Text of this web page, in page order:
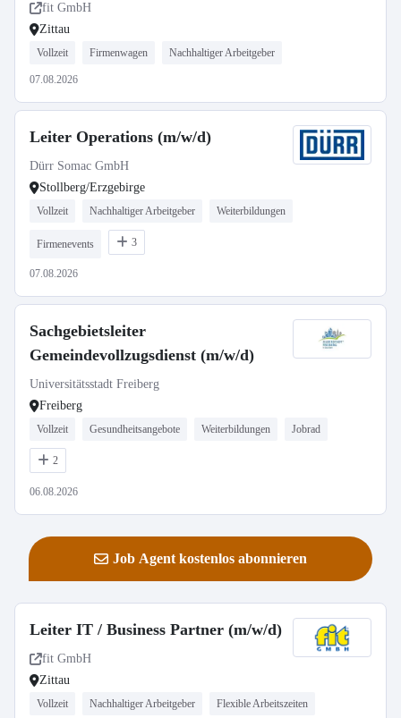
fit GmbH
Zittau
Vollzeit Firmenwagen Nachhaltiger Arbeitgeber
07.08.2026
Leiter Operations (m/w/d)
Dürr Somac GmbH
Stollberg/Erzgebirge
Vollzeit Nachhaltiger Arbeitgeber Weiterbildungen
Firmenevents 3
07.08.2026
Sachgebietsleiter
Gemeindevollzugsdienst (m/w/d)
Universitätsstadt Freiberg
Freiberg
Vollzeit Gesundheitsangebote Weiterbildungen Jobrad
2
06.08.2026
Job Agent kostenlos abonnieren
Leiter IT / Business Partner (m/w/d)
fit GmbH
Zittau
Vollzeit Nachhaltiger Arbeitgeber Flexible Arbeitszeiten